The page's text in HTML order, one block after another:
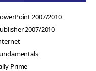
2007/2010
2007/2010
Prime